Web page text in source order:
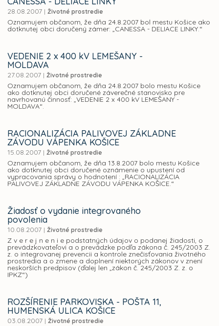
28.08.2007 | Životné prostredie
Oznamujem občanom, že dňa 24.8.2007 bol mestu Košice ako
dotknutej obci doručený zámer: „CANESSA - DELIACE LINKY.“
VEDENIE 2 x 400 kV LEMEŠANY -
MOLDAVA
27.08.2007 | Životné prostredie
Oznamujem občanom, že dňa 24.8.2007 bolo mestu Košice
ako dotknutej obci doručené záverečné stanovisko pre
navrhovanú činnosť: „VEDENIE 2 x 400 kV LEMEŠANY -
MOLDAVA“.
RACIONALIZÁCIA PALIVOVEJ ZÁKLADNE
ZÁVODU VÁPENKA KOŠICE
15.08.2007 | Životné prostredie
Oznamujem občanom, že dňa 13.8.2007 bolo mestu Košice
ako dotknutej obci doručené oznámenie o upustení od
vypracovania správy o hodnotení : „RACIONALIZÁCIA
PALIVOVEJ ZÁKLADNE ZÁVODU VÁPENKA KOŠICE.“
Žiadosť o vydanie integrovaného
povolenia
10.08.2007 | Životné prostredie
Z v e r e j n e n i e podstatných údajov o podanej žiadosti, o
prevádzkovateľovi a o prevádzke podľa zákona č. 245/2003 Z.
z. o integrovanej prevencii a kontrole znečisťovania životného
prostredia a o zmene a doplnení niektorých zákonov v znení
neskorších predpisov (ďalej len „zákon č. 245/2003 Z. z. o
IPKZ“)
ROZŠÍRENIE PARKOVISKA - POŠTA 11,
HUMENSKÁ ULICA KOŠICE
03.08.2007 | Životné prostredie